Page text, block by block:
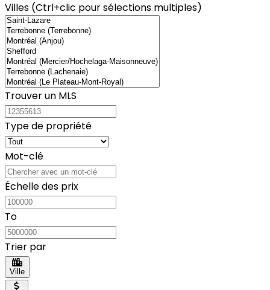
Villes (Ctrl+clic pour sélections multiples)
Trouver un MLS
Type de propriété
Mot-clé
Échelle des prix
To
Trier par
Ville